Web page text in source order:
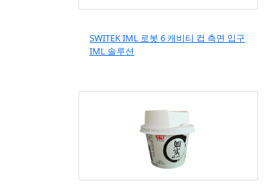
SWITEK IML 로봇 6 캐비티 컵 측면 입구
IML 솔루션